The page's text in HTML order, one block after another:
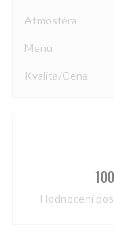
Atmosféra
Menu
Kvalita/Cena
Hodnocení